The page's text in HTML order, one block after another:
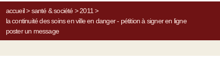
accueil> santé & société> 2011 >
la continuité des soins en ville en danger - pétition à signer en ligne
poster un message